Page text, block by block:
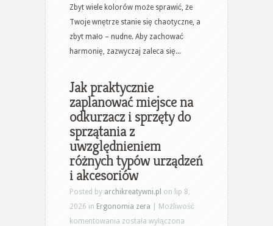
odcieni
stosować
we
wnętrzu,
harmonię
i
uniknąć
błędów
aranżacyjnych
Zbyt wiele kolorów może sprawić, że
Twoje wnętrze stanie się chaotyczne, a
zbyt mało – nudne. Aby zachować
harmonię, zazwyczaj zaleca się...
Jak praktycznie
zaplanować miejsce na
odkurzacz i sprzęty do
sprzątania z
uwzględnieniem
różnych typów urządzeń
i akcesoriów
Posted by archikreatywni.pl on lip 8,
2026 in Ergonomia zera
Możliwość
komentowania Jak
została wyłączona